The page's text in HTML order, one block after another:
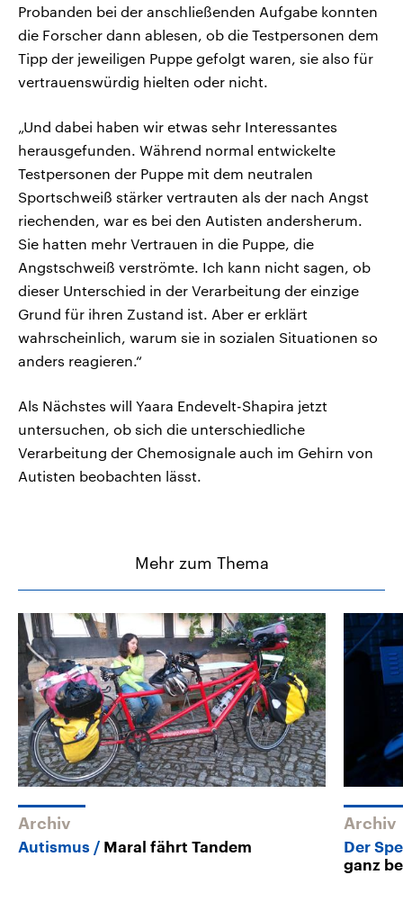
Probanden bei der anschließenden Aufgabe konnten
die Forscher dann ablesen, ob die Testpersonen dem
Tipp der jeweiligen Puppe gefolgt waren, sie also für
vertrauenswürdig hielten oder nicht.
„Und dabei haben wir etwas sehr Interessantes
herausgefunden. Während normal entwickelte
Testpersonen der Puppe mit dem neutralen
Sportschweiß stärker vertrauten als der nach Angst
riechenden, war es bei den Autisten andersherum.
Sie hatten mehr Vertrauen in die Puppe, die
Angstschweiß verströmte. Ich kann nicht sagen, ob
dieser Unterschied in der Verarbeitung der einzige
Grund für ihren Zustand ist. Aber er erklärt
wahrscheinlich, warum sie in sozialen Situationen so
anders reagieren.“
Als Nächstes will Yaara Endevelt-Shapira jetzt
untersuchen, ob sich die unterschiedliche
Verarbeitung der Chemosignale auch im Gehirn von
Autisten beobachten lässt.
Mehr zum Thema
Archiv
Autismus Maral fährt Tandem
Archiv
Der
ganz